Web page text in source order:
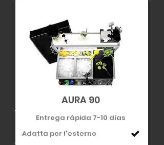
AURA 90
Adatta per l'esterno
Entrega rápida 7-10 días